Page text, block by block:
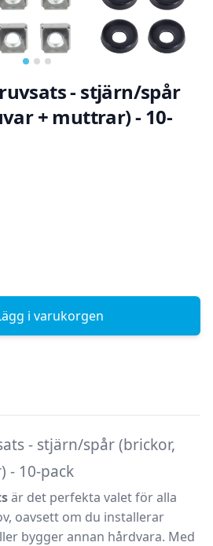
- stjärn/spår
+ muttrar) - 10-
i varukorgen
- stjärn/spår (brickor,
- 10-pack
är det perfekta valet för alla
oavsett om du installerar
bygger annan hårdvara. Med